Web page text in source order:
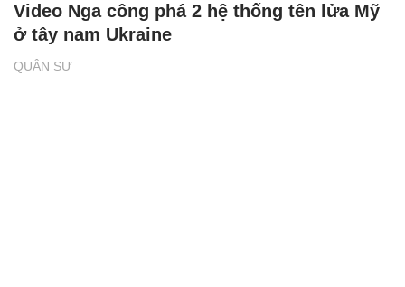
QUÂN SỰ
Video Nga công phá 2 hệ thống tên lửa Mỹ
ở tây nam Ukraine